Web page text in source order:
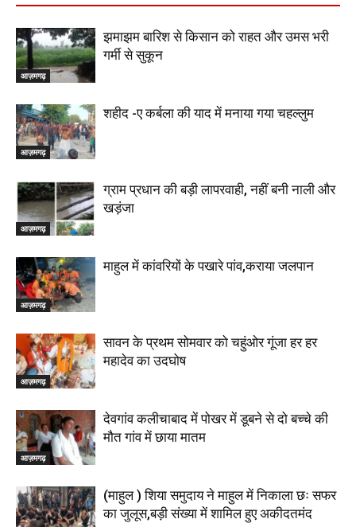
आज़मगढ़
झमाझम बारिश से किसान को राहत और उमस भरी
गर्मी से सुकून
आज़मगढ़
शहीद -ए कर्बला की याद में मनाया गया चहल्लुम
आज़मगढ़
ग्राम प्रधान की बड़ी लापरवाही, नहीं बनी नाली और
खड़ंजा
आज़मगढ़
माहुल में कांवरियों के पखारे पांव,कराया जलपान
आज़मगढ़
सावन के प्रथम सोमवार को चहुंओर गूंजा हर हर
महादेव का उदघोष
आज़मगढ़
देवगांव कलीचाबाद में पोखर में डूबने से दो बच्चे की
मौत गांव में छाया मातम
(माहुल ) शिया समुदाय ने माहुल में निकाला छः सफर
का जुलूस,बड़ी संख्या में शामिल हुए अकीदतमंद